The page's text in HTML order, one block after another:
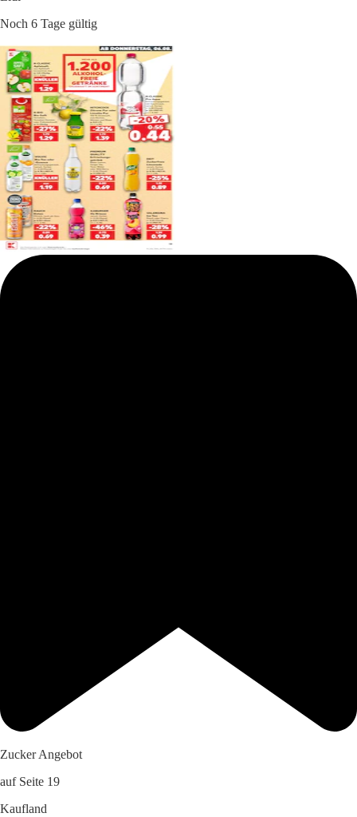
Noch 6 Tage gültig
Zucker Angebot
auf Seite 19
Kaufland